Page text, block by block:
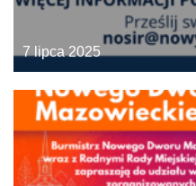
7 lipca 2025